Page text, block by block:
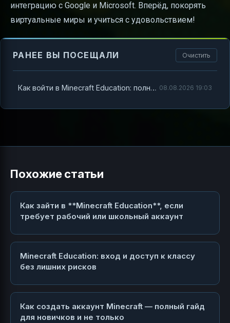
интеграцию с Google и Microsoft. Вперёд, покорять
виртуальные миры и учиться с удовольствием!
РАНЕЕ ВЫ ПОСЕЩАЛИ Очистить
Как войти в Minecraft Education: полный гид по входу и управлению аккаунтами 08.08.2026 19:03
Похожие статьи
Как зайти в **Minecraft Education**, если
требует рабочий или школьный аккаунт
Minecraft Education: вход и доступ к классу
без лишних рисков
Как создать аккаунт Minecraft — полный гайд
для новичков и не только